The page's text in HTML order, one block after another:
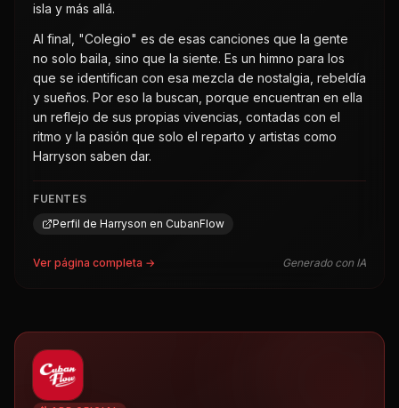
isla y más allá.
Al final, "Colegio" es de esas canciones que la gente
no solo baila, sino que la siente. Es un himno para los
que se identifican con esa mezcla de nostalgia, rebeldía
y sueños. Por eso la buscan, porque encuentran en ella
un reflejo de sus propias vivencias, contadas con el
ritmo y la pasión que solo el reparto y artistas como
Harryson saben dar.
FUENTES
Perfil de Harryson en CubanFlow
Ver página completa → Generado con IA